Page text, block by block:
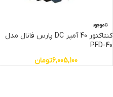
ناموجود
کنتاکتور 40 آمپر DC پارس فانال مدل
PFD-40
6,005,100تومان